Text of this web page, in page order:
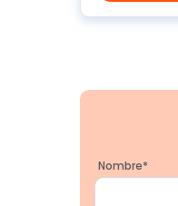
Nombre*